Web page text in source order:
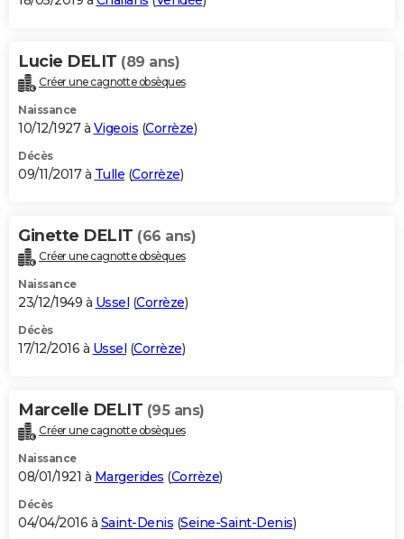
Lucie DELIT (89 ans)
Créer une cagnotte obsèques
Naissance
10/12/1927 à Vigeois (Corrèze)
Décès
09/11/2017 à Tulle (Corrèze)
Ginette DELIT (66 ans)
Créer une cagnotte obsèques
Naissance
23/12/1949 à Ussel (Corrèze)
Décès
17/12/2016 à Ussel (Corrèze)
Marcelle DELIT (95 ans)
Créer une cagnotte obsèques
Naissance
08/01/1921 à Margerides (Corrèze)
Décès
04/04/2016 à Saint-Denis (Seine-Saint-Denis)